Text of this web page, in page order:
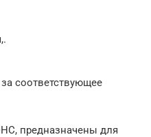
соответствующее
предназначены для